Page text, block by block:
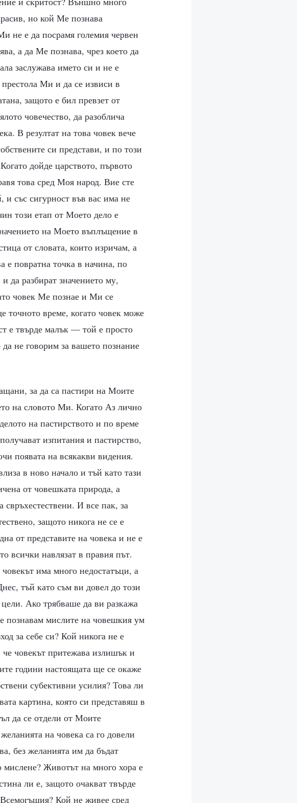
но кой Ме познава
не е да посрамя големия червен
а да Ме познава, чрез което да
заслужава името си и не е
престола Ми и да се извиси в
защото е бил превзет от
човечество, да разоблича
В резултат на това човек вече
си представи, и по този
дойде царството, първото
това сред Моя народ. Вие сте
и със сигурност във вас има не
този етап от Моето дело е
на Моето въплъщение в
от словата, които изричам, а
е повратна точка в начина, по
да разбират значението му,
човек Ме познае и Ми се
точното време, когато човек може
е твърде малък — той е просто
не говорим за вашето познание
за да са пастири на Моите
на словото Ми. Когато Аз лично
на пастирството и по време
изпитания и пастирство,
появата на всякакви видения.
в ново начало и тъй като тази
от човешката природа, а
свръхестествени. И все пак, за
защото никога не се е
от представите на човека и не е
всички навлязат в правия път.
човекът има много недостатъци, а
тъй като съм ви довел до този
Ако трябваше да ви разкажа
познавам мислите на човешкия ум
за себе си? Кой никога не е
човекът притежава излишък и
години настоящата ще се окаже
субективни усилия? Това ли
картина, която си представяш в
да се отдели от Моите
на човека са го довели
без желанията им да бъдат
Животът на много хора е
ли е, защото очакват твърде
Кой не живее сред